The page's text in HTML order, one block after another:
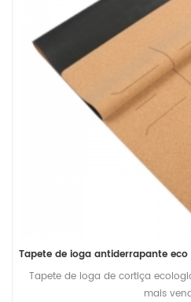
Tapete de ioga de cortiça
mais